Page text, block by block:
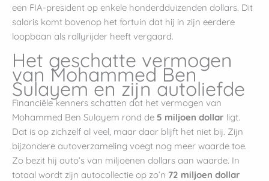
een FIA-president op enkele honderdduizenden dollars. Dit
salaris komt bovenop het fortuin dat hij in zijn eerdere
loopbaan als rallyrijder heeft vergaard.
Het geschatte vermogen
van Mohammed Ben
Sulayem en zijn autoliefde
Financiële kenners schatten dat het vermogen van
Mohammed Ben Sulayem rond de 5 miljoen dollar ligt.
Dat is op zichzelf al veel, maar daar blijft het niet bij. Zijn
bijzondere autoverzameling voegt nog meer waarde toe.
Zo bezit hij auto’s van miljoenen dollars aan waarde. In
totaal wordt zijn autocollectie op zo’n 72 miljoen dollar